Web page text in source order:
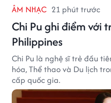
ÂM NHẠC 21 phút trước
Chi Pu ghi điểm với
Philippines
Chi Pu là nghệ sĩ trẻ đầu
hóa, Thể thao và Du lịch
cấp quốc gia.